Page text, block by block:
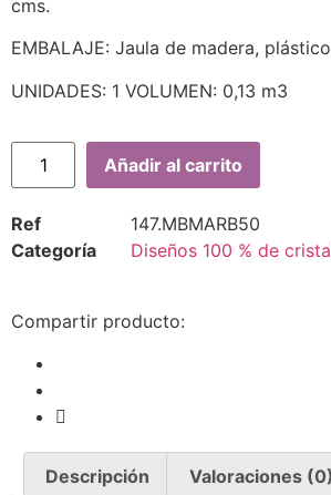
cms.
EMBALAJE: Jaula de madera,
UNIDADES: 1 VOLUMEN: 0,13 m3
Añadir al carrito
Ref
147.MBMARB50
Categoría
Diseños 100 % de
Compartir producto:
Descripción Valoraciones (0)